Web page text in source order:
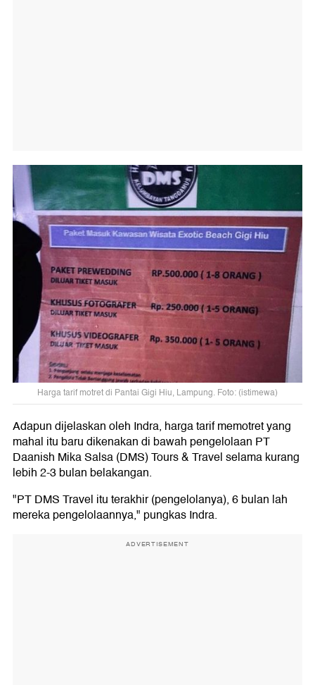
Harga tarif motret di Pantai Gigi Hiu, Lampung. Foto: (istimewa)
Adapun dijelaskan oleh Indra, harga tarif memotret yang
mahal itu baru dikenakan di bawah pengelolaan PT
Daanish Mika Salsa (DMS) Tours & Travel selama kurang
lebih 2-3 bulan belakangan.
"PT DMS Travel itu terakhir (pengelolanya), 6 bulan lah
mereka pengelolaannya," pungkas Indra.
ADVERTISEMENT